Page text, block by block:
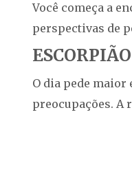
Você começa a
perspectivas de
ESCORPIÃO
O dia pede
preocupações. A